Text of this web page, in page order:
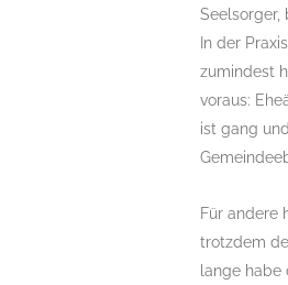
Seelsorger,
In der
zumindest
voraus:
ist gang
Für andere
trotzdem
lange habe